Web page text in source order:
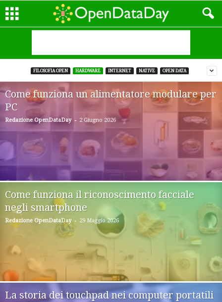
FILOSOFIA OPEN HARDWARE INTERNET NATIVE OPEN DATA
Come funziona un alimentatore modulare per
PC
Redazione OpenDataDay - 2 Giugno 2026
Come funziona il riconoscimento facciale
negli smartphone
Redazione OpenDataDay - 29 Maggio 2026
La storia dei touchpad nei computer portatili